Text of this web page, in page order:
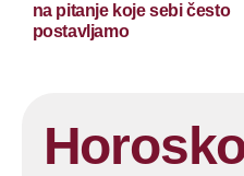
na pitanje koje sebi često
postavljamo